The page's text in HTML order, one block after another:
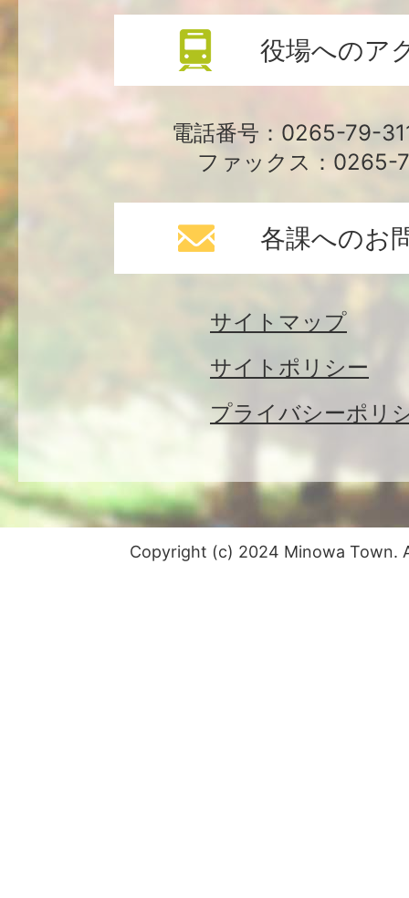
役場へのア
電話番号：0265-79-
ファックス：0265-
各課へのお
サイトマップ
サイトポリシー
プライバシーポリ
Copyright (c) 2024 Minowa Town.